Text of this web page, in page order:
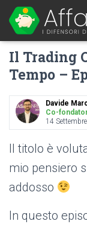
Il Trading
Tempo –
Davide
Co-
14
Il titolo è
mio pensiero
addosso
In questo